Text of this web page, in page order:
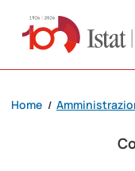
Home /